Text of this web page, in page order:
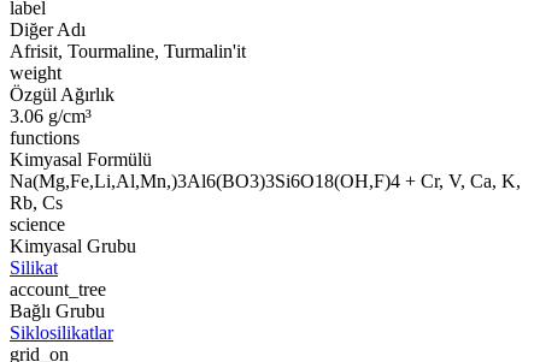
label
Diğer Adı
Afrisit, Tourmaline, Turmalin'it
weight
Özgül Ağırlık
3.06 g/cm³
functions
Kimyasal Formülü
Na(Mg,Fe,Li,Al,Mn,)3Al6(BO3)3Si6O18(OH,F)4 + Cr, V, Ca, K,
Rb, Cs
science
Kimyasal Grubu
Silikat
account_tree
Bağlı Grubu
Siklosilikatlar
grid_on